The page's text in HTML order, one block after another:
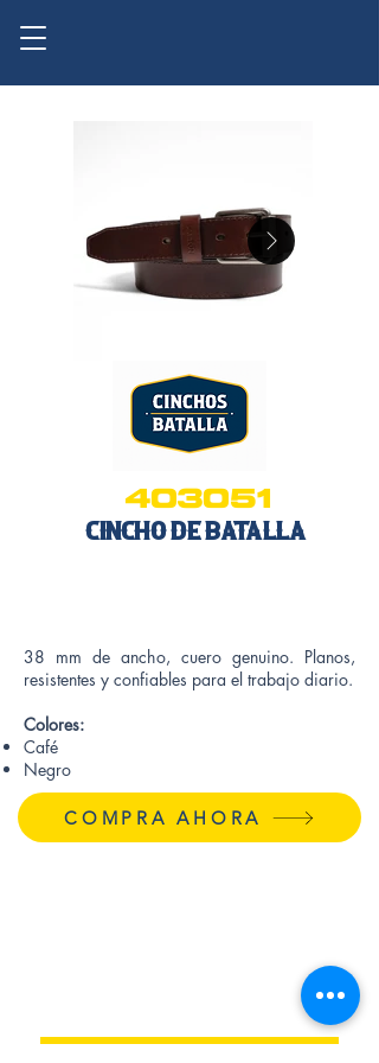
403051
CinCHO DE BATALLA
38 mm de ancho, cuero genuino. Planos,
resistentes y confiables para el trabajo diario.
Colores:
Café
Negro
COMPRA AHORA
RECIBE NOTICIAS Y OFERTAS